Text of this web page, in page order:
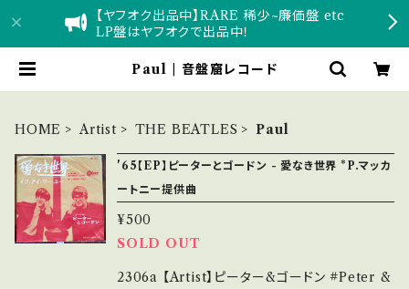
【ヤフオク出品中】RARE 稀少~廉価盤 etc
LP盤はヤフオクで出品中！
Paul | 音盤窟レコード
HOME Artist THE BEATLES Paul
'65【EP】ピーターとゴードン - 愛なき世界 *P.マッカ
ートニー提供曲
¥500
SOLD OUT
2306a 【Artist】ピーター&ゴードン #Peter &